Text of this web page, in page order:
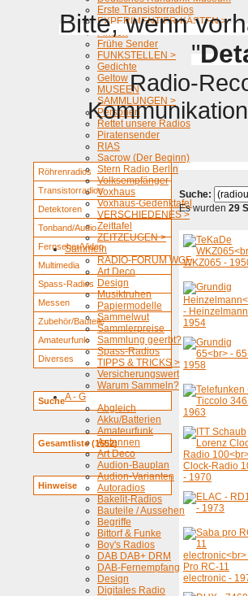
Erste Transistorradios
EXPERIMENTIER-KÄSTEN >
Firmen
Frühe Sender
FUNKSTELLEN >
Gedichte
Geltow
MUSEEN
SAMMLUNGEN >
Personen
Rettet unsere Radios
Piratensender
RIAS
Sacrow (Der Beginn)
Stern Radio Berlin
Volksempfänger
Voxhaus
Voxhaus-Gedenktafel
VERSCHIEDENES >
Zeittafel
ZEITZEUGEN >
Sammeln
RADIO-FORUM WGF
Art Deco
Design
Musiktruhen
Papiermodelle
Sammelwut
Sammlerpreise
Sammlung geerbt?
Spass-Radios
TIPPS & TRICKS >
Versicherungswert
Warum Sammeln?
A - G
Abgleich
Akku/Batterien
Amateurfunk
Antennen
Art Deco
Audion-Bauplan
Audion-Varianten
Autoradios
Bakelit-Radios
Bauteile / Aussehen
Begriffe
Bittorf & Funke
Boy's Radios
DAB DAB+ DRM
DAB-Fernempfang
Design
Digitales Radio
Bitte, wenn
"
Radio-
Röhrenradios
Transistorradios
Detektoren
Tonband/Audio
Fernseher/Video
Multimedia
Spass-Radios
Messen
Zubehör/Bauteile
Amateurfunk
Diverses
Suche
Gesamtliste (1652)
Hinweise
Suche:
Es wurden 29